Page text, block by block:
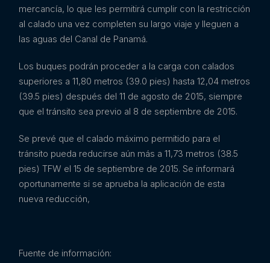
mercancía, lo que les permitirá cumplir con la restricción
al calado una vez completen su largo viaje y lleguen a
las aguas del Canal de Panamá.
Los buques podrán proceder a la carga con calados
superiores a 11,80 metros (39.0 pies) hasta 12,04 metros
(39.5 pies) después del 11 de agosto de 2015, siempre
que el tránsito sea previo al 8 de septiembre de 2015.
Se prevé que el calado máximo permitido para el
tránsito pueda reducirse aún más a 11,73 metros (38.5
pies) TFW el 15 de septiembre de 2015. Se informará
oportunamente si se aprueba la aplicación de esta
nueva reducción,
Fuente de información: